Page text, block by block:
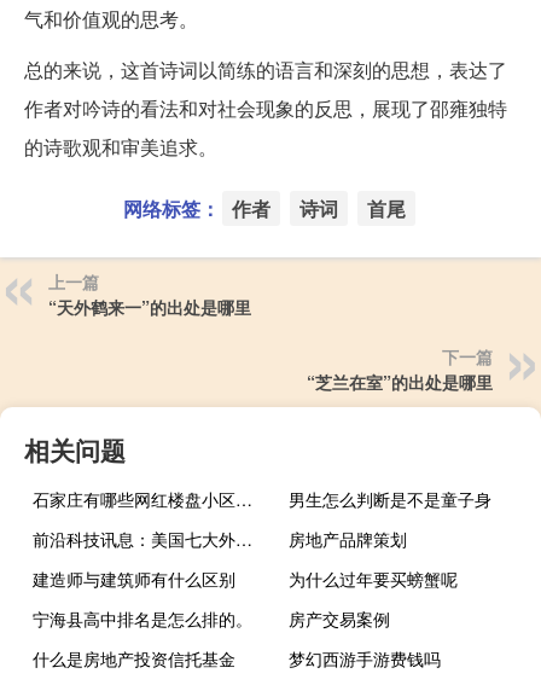
气和价值观的思考。
总的来说，这首诗词以简练的语言和深刻的思想，表达了
作者对吟诗的看法和对社会现象的反思，展现了邵雍独特
的诗歌观和审美追求。
网络标签： 作者 诗词 首尾
上一篇
“天外鹤来一”的出处是哪里
下一篇
“芝兰在室”的出处是哪里
相关问题
石家庄有哪些网红楼盘小区？介绍5个最知名地产项目
男生怎么判断是不是童子身
前沿科技讯息：美国七大外卖O2O网站平台介绍
房地产品牌策划
建造师与建筑师有什么区别
为什么过年要买螃蟹呢
宁海县高中排名是怎么排的。
房产交易案例
什么是房地产投资信托基金
梦幻西游手游费钱吗